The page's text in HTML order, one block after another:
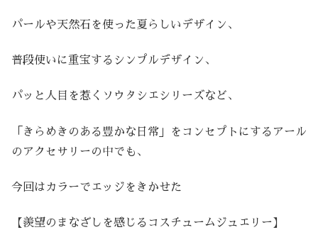
パールや天然石を使った夏らしいデザイン、
普段使いに重宝するシンプルデザイン、
パッと人目を惹くソウタシエシリーズなど、
「きらめきのある豊かな日常」をコンセプトにするアール
のアクセサリーの中でも、
今回はカラーでエッジをきかせた
【羨望のまなざしを感じるコスチュームジュエリー】